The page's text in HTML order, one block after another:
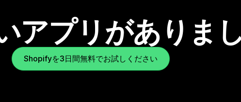
アプリがありま
Shopifyを3日間無料でお試しください